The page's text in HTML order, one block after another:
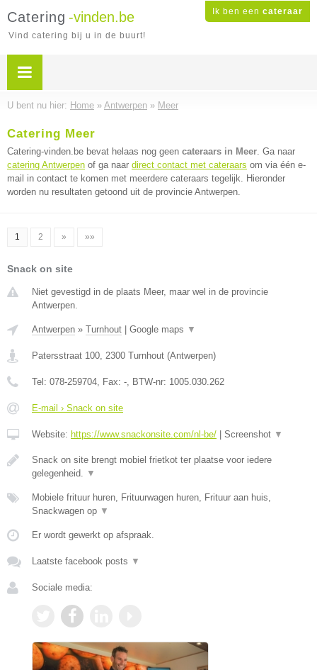
Ik ben een cateraar
Catering -vinden.be
Vind catering bij u in de buurt!
U bent nu hier: Home » Antwerpen » Meer
Catering Meer
Catering-vinden.be bevat helaas nog geen cateraars in Meer. Ga naar
catering Antwerpen of ga naar direct contact met cateraars om via één e-
mail in contact te komen met meerdere cateraars tegelijk. Hieronder
worden nu resultaten getoond uit de provincie Antwerpen.
1 2 » »»
Snack on site
Niet gevestigd in de plaats Meer, maar wel in de provincie
Antwerpen.
Antwerpen » Turnhout Google maps ▼
Patersstraat 100, 2300 Turnhout (Antwerpen)
Tel: 078-259704, Fax: -, BTW-nr: 1005.030.262
E-mail › Snack on site
Website: https://www.snackonsite.com/nl-be/ Screenshot ▼
Snack on site brengt mobiel frietkot ter plaatse voor iedere
gelegenheid. ▼
Mobiele frituur huren, Frituurwagen huren, Frituur aan huis,
Snackwagen op ▼
Er wordt gewerkt op afspraak.
Laatste facebook posts ▼
Sociale media: